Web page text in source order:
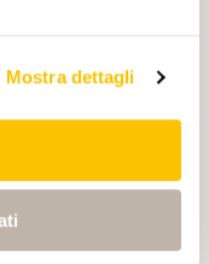
Mostra dettagli
ab 12
täglich
bis
Uhr.